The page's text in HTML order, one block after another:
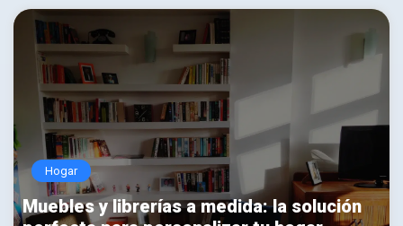
Hogar
Muebles y librerías a medida: la solución